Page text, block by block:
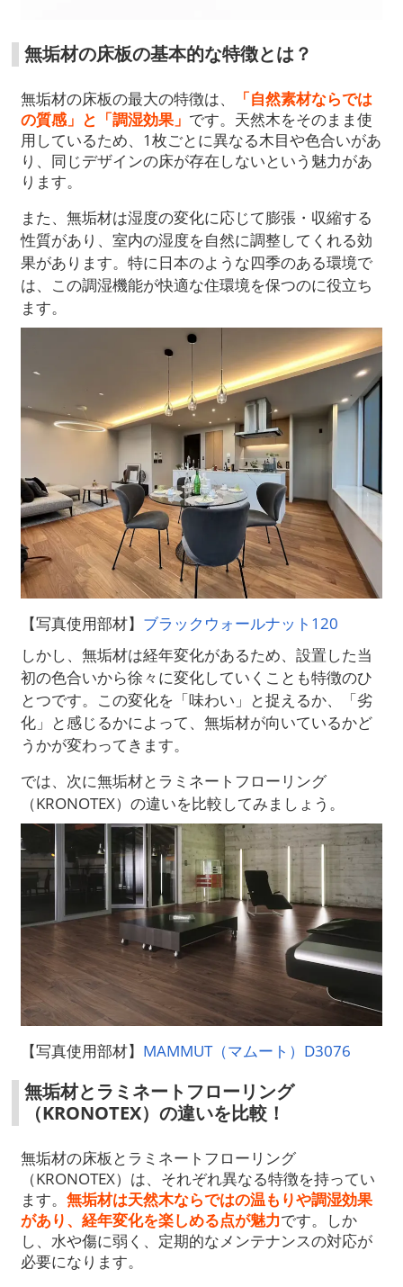
無垢材の床板の基本的な特徴とは？
無垢材の床板の最大の特徴は、
「自然素材ならでは
の質感」と「調湿効果」 です。天然木をそのまま使
用しているため、1枚ごとに異なる木目や色合いがあ
り、同じデザインの床が存在しないという魅力があ
ります。
また、無垢材は湿度の変化に応じて膨張・収縮する
性質があり、室内の湿度を自然に調整してくれる効
果があります。特に日本のような四季のある環境で
は、この調湿機能が快適な住環境を保つのに役立ち
ます。
【写真使用部材】 ブラックウォールナット120
しかし、無垢材は経年変化があるため、設置した当
初の色合いから徐々に変化していくことも特徴のひ
とつです。この変化を「味わい」と捉えるか、「劣
化」と感じるかによって、無垢材が向いているかど
うかが変わってきます。
では、次に無垢材とラミネートフローリング
（KRONOTEX）の違いを比較してみましょう。
【写真使用部材】 MAMMUT（マムート）D3076
無垢材とラミネートフローリング
（KRONOTEX）の違いを比較！
無垢材の床板とラミネートフローリング
（KRONOTEX）は、それぞれ異なる特徴を持ってい
ます。無垢材は天然木ならではの温もりや調湿効果
があり、経年変化を楽しめる点が魅力です。しか
し、水や傷に弱く、定期的なメンテナンスの対応が
必要になります。